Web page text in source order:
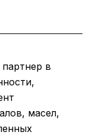
в
масел,